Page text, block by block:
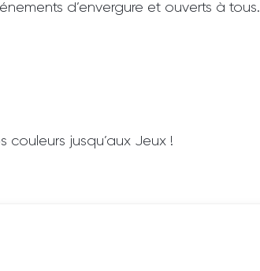
d’envergure et ouverts à tous.
jusqu’aux Jeux !